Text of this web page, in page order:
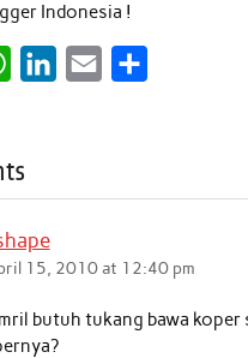
Indonesia !
W
t
s
A
p
p
e
I
n
l
e
15, 2010 at 12:40 pm
butuh tukang bawa